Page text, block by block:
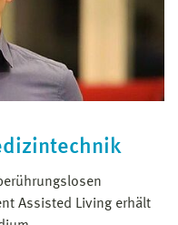
Assisted Living erhält